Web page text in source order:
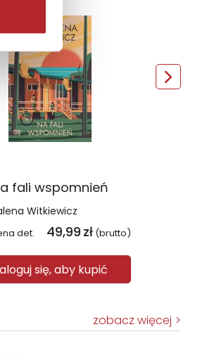
fali wspomnień
Witkiewicz
det. 49,99 zł (brutto)
się, aby kupić
zobacz więcej